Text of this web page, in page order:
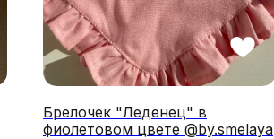
Брелочек "Леденец" в
фиолетовом цвете @by.smelaya